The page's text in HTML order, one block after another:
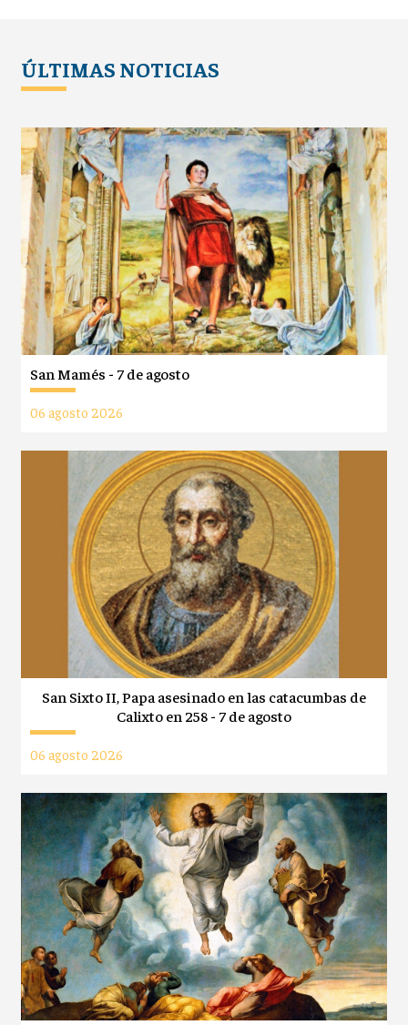
ÚLTIMAS NOTICIAS
San Mamés - 7 de agosto
06 agosto 2026
San Sixto II, Papa asesinado en las catacumbas de
Calixto en 258 - 7 de agosto
06 agosto 2026